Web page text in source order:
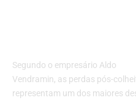
Segundo o empresário Aldo
Vendramin, as perdas pós-
representam um dos maiores